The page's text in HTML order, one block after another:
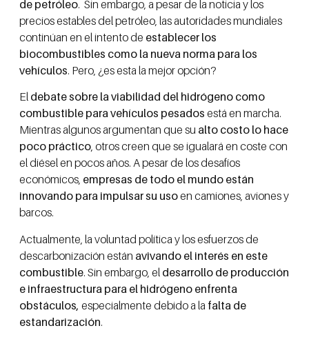
de petróleo. Sin embargo, a pesar de la noticia y los
precios estables del petróleo, las autoridades mundiales
continúan en el intento de establecer los
biocombustibles como la nueva norma para los
vehículos. Pero, ¿es esta la mejor opción?
El debate sobre la viabilidad del hidrógeno como
combustible para vehículos pesados está en marcha.
Mientras algunos argumentan que su alto costo lo hace
poco práctico, otros creen que se igualará en coste con
el diésel en pocos años. A pesar de los desafíos
económicos, empresas de todo el mundo están
innovando para impulsar su usoen camiones, aviones y
barcos.
Actualmente, la voluntad política y los esfuerzos de
descarbonización están avivando el interés en este
combustible. Sin embargo, el desarrollo de producción
e infraestructura para el hidrógeno enfrenta
obstáculos, especialmente debido a la falta de
estandarización.